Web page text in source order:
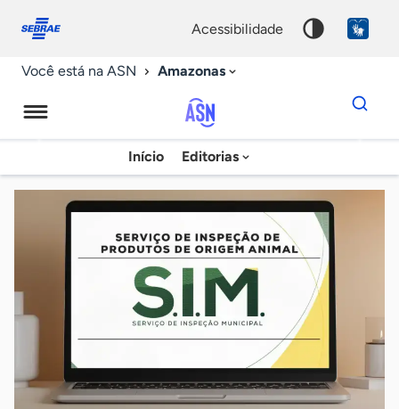
conosco
acessibilidade
Você está na ASN Amazonas
Agência
Sebrae
de
Notícias
Início Editorias
Dados
para
chave